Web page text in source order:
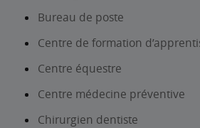
Bureau de poste
Centre de formation
Centre équestre
Centre médecine préventive
Chirurgien dentiste